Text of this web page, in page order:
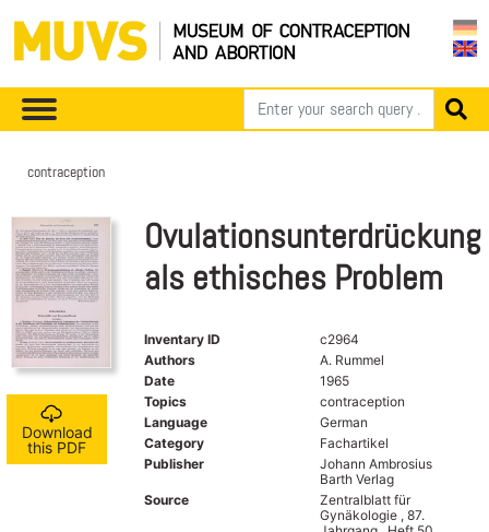
contraception
Download
this PDF
Ovulationsunterdrückung
als ethisches Problem
Inventary ID
c2964
Authors
A. Rummel
Date
1965
Topics
contraception
Language
German
Category
Fachartikel
Publisher
Johann Ambrosius
Barth Verlag
Source
Zentralblatt für
Gynäkologie , 87.